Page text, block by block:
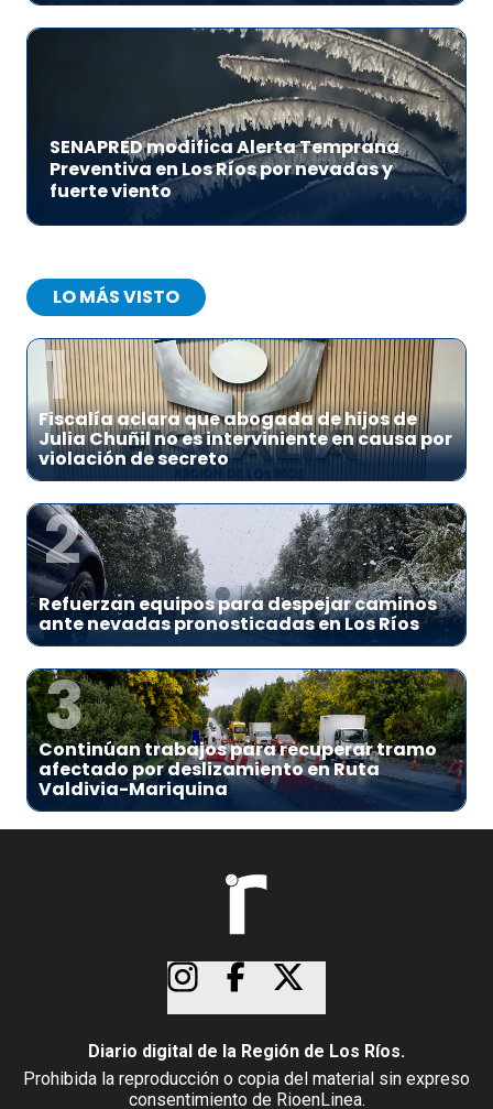
SENAPRED modifica Alerta Temprana
Preventiva en Los Ríos por nevadas y
fuerte viento
LO MÁS VISTO
1
Fiscalía aclara que abogada de hijos de
Julia Chuñil no es interviniente en causa por
violación de secreto
2
Refuerzan equipos para despejar caminos
ante nevadas pronosticadas en Los Ríos
3
Continúan trabajos para recuperar tramo
afectado por deslizamiento en Ruta
Valdivia-Mariquina
Diario digital de la Región de Los Ríos.
Prohibida la reproducción o copia del material sin expreso
consentimiento de RioenLinea.